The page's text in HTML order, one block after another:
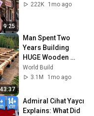
9:25
222K
1mo ago
43:37
Man Spent Two
Years Building
HUGE Wooden
House for his
Family | Start to
World Build
3.1M
1mo ago
Admiral Cihat Yaycı
Explains: What Did